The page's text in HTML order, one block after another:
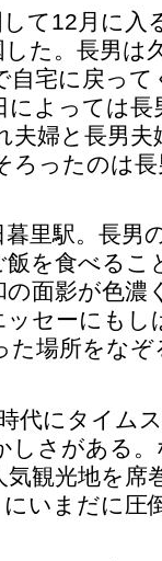
て12月に入
た。長男は
自宅に戻っ
によっては
夫婦と長男
ろったのは
里駅。長男
飯を食べる
面影が色濃
セーにもし
た場所をな
代にタイム
しさがある
観光地を席
いまだに圧